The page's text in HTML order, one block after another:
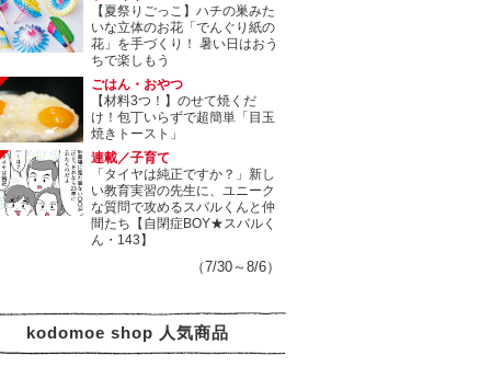
【夏祭りごっこ】ハチの巣みた
いな立体のお花「でんぐり紙の
花」を手づくり！ 暑い日はおう
ちで楽しもう
ごはん・おやつ
【材料3つ！】のせて焼くだ
け！包丁いらずで超簡単「目玉
焼きトースト」
連載／子育て
「タイヤは純正ですか？」新し
い教育実習の先生に、ユニーク
な質問で攻めるスバルくんと仲
間たち【自閉症BOY★スバルく
ん・143】
（7/30～8/6）
kodomoe shop 人気商品